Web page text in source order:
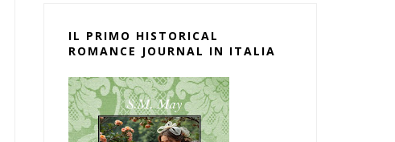
IL PRIMO HISTORICAL
ROMANCE JOURNAL IN ITALIA